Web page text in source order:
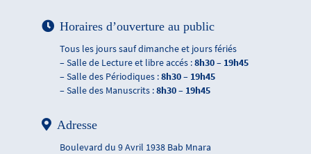
Horaires d’ouverture au public
Tous les jours sauf dimanche et jours fériés
– Salle de Lecture et libre accés :8h30 – 19h45
– Salle des Périodiques :8h30 – 19h45
– Salle des Manuscrits :8h30 – 19h45
Adresse
Boulevard du 9 Avril 1938 Bab Mnara